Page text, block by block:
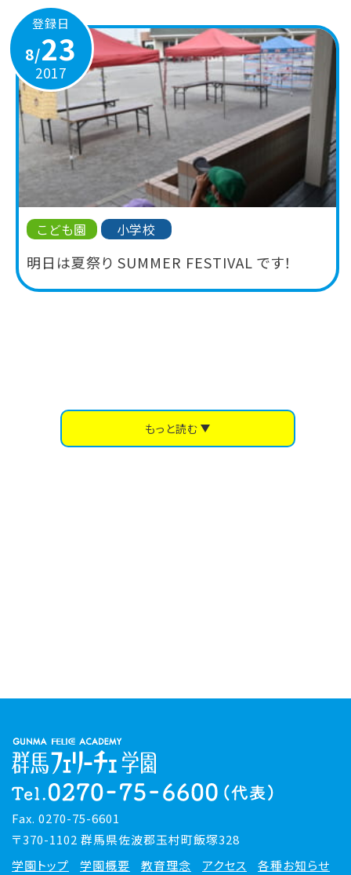
登録日
8/23
2017
こども園 小学校
明日は夏祭り SUMMER FESTIVAL です！
もっと読む
Fax. 0270-75-6601
〒370-1102 群馬県佐波郡玉村町飯塚328
学園トップ 学園概要 教育理念 アクセス
各種お知らせ